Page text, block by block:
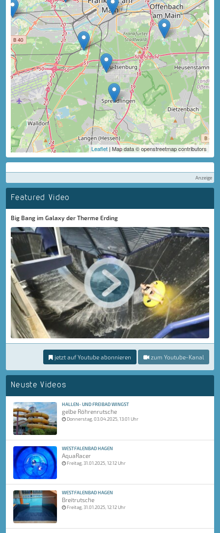
Leaflet | Map data © openstreetmap contributors
Anzeige
Featured Video
Big Bang im Galaxy der Therme Erding
jetzt auf Youtube abonnieren zum Youtube-Kanal
Neuste Videos
HALLEN- UND FREIBAD WINGST
gelbe Röhrenrutsche
Donnerstag, 03.04.2025, 13:01 Uhr
WESTFALENBAD HAGEN
AquaRacer
Freitag, 31.01.2025, 12:12 Uhr
WESTFALENBAD HAGEN
Breitrutsche
Freitag, 31.01.2025, 12:12 Uhr